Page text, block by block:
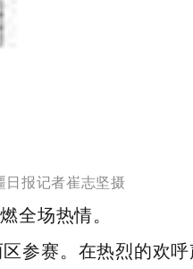
日报记者崔志坚摄
全场热情。
参赛。在热烈的欢